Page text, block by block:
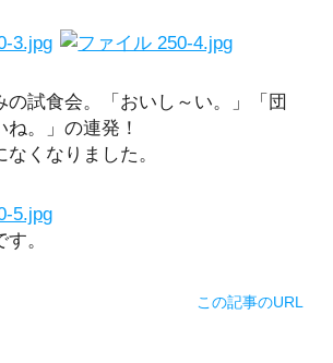
の試食会。「おいし～い。」「団
。」の連発！
くなりました。
。
この記事のURL